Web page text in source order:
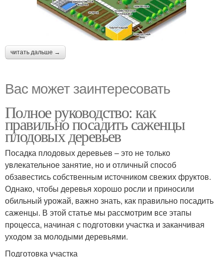
читать дальше →
Вас может заинтересовать
Полное руководство: как
правильно посадить саженцы
плодовых деревьев
Посадка плодовых деревьев – это не только
увлекательное занятие, но и отличный способ
обзавестись собственным источником свежих фруктов.
Однако, чтобы деревья хорошо росли и приносили
обильный урожай, важно знать, как правильно посадить
саженцы. В этой статье мы рассмотрим все этапы
процесса, начиная с подготовки участка и заканчивая
уходом за молодыми деревьями.
Подготовка участка